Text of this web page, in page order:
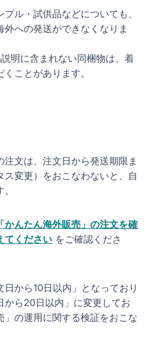
ル・試供品などについても、
への発送ができなくなりま
明に含まれない同梱物は、着
ことがあります。
注文は、注文日から発送期限ま
ス変更）をおこなわないと、自
「かんたん海外販売」の注文を確
てください をご確認くださ
から10日以内」となっており
から20日以内」に変更してお
」の運用に関する検証をおこな